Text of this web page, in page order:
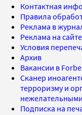
Контактная
Правила
Реклама в
Реклама на сайте
Условия
Архив
Вакансии в
Сканер
терроризму и
нежелательными
Подписка на